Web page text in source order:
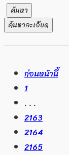
ค้นหา
ค้นหาละเอียด
ก่อนหน้านี้
1
. . .
2163
2164
2165